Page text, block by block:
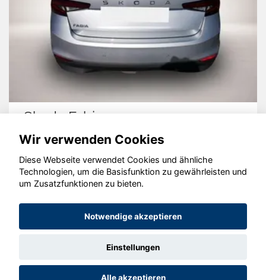
Skoda Fabia
© konjunkturmotor.de GmbH 2020 - 2026
Wir verwenden Cookies
Diese Webseite verwendet Cookies und ähnliche
Technologien, um die Basisfunktion zu gewährleisten und
um Zusatzfunktionen zu bieten.
Notwendige akzeptieren
Einstellungen
Alle akzeptieren